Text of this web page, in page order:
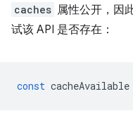
caches 属性公开，因
试该 API 是否存在：
const cacheAvailable